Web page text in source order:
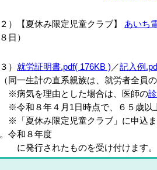
２）【夏休み限定児童クラブ】 あいち
日 ）
） 就労証明書.pdf( 176KB ) ／記入例
同一生計の直系親族は、就労者全員の
気を理由とした場合は、医師の
和８年４月1日時点で、６５歳以
「夏休み限定児童クラブ」に申込
令和８年度
発行されたものを受け付けます。